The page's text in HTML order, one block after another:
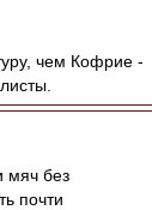
чем Кофрие -
мяч без
почти